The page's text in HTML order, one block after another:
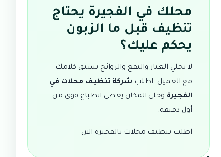
محلك في الفجيرة يحتاج
تنظيف قبل ما الزبون
يحكم عليك؟
لا تخلي الغبار والبقع والروائح تسبق كلامك
مع العميل. اطلب شركة تنظيف محلات في
الفجيرة وخلي المكان يعطي انطباع قوي من
أول دقيقة.
اطلب تنظيف محلات بالفجيرة الآن